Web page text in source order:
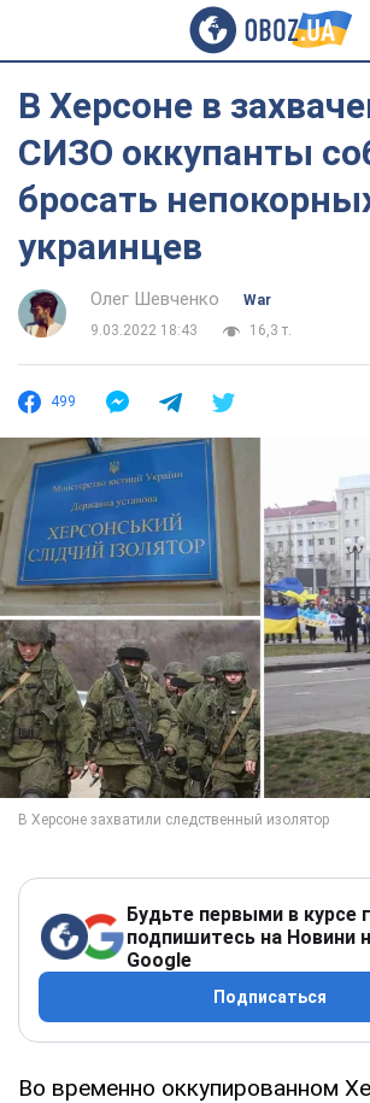
В Херсоне в
СИЗО оккупанты
бросать
украинцев
Олег Шевченко
War
9.03.2022 18:43
16,3 т.
499
Будьте первыми в курсе
подпишитесь на Новини
Google
Подписаться
Во временно оккупированном